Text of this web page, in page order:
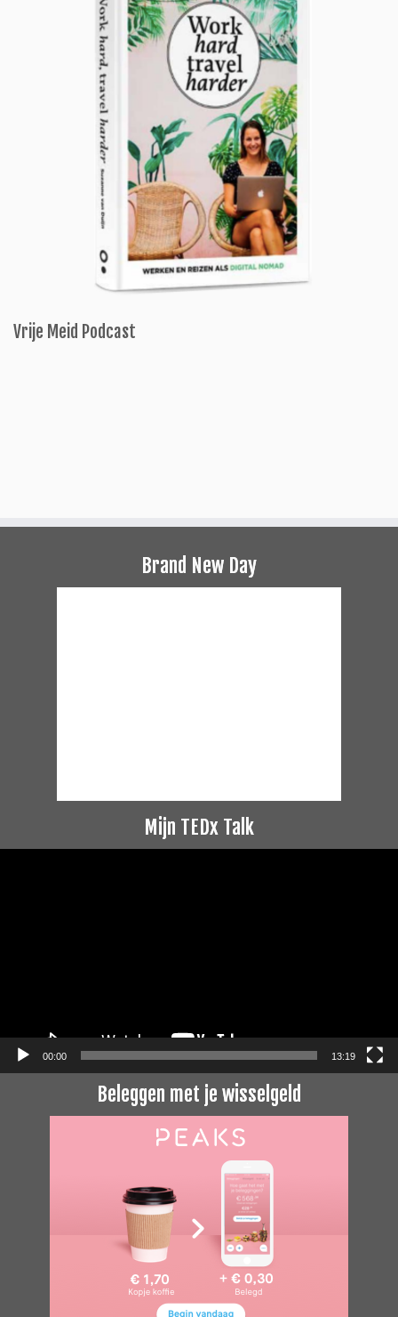
Vrije Meid Podcast
Brand New Day
Mijn TEDx Talk
00:00 13:19
Beleggen met je wisselgeld